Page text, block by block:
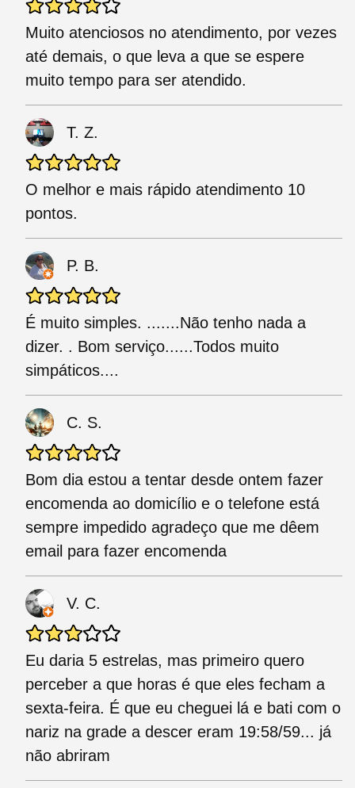
Muito atenciosos no atendimento, por vezes
até demais, o que leva a que se espere
muito tempo para ser atendido.
T. Z.
O melhor e mais rápido atendimento 10
pontos.
P. B.
É muito simples. .......Não tenho nada a
dizer. . Bom serviço......Todos muito
simpáticos....
C. S.
Bom dia estou a tentar desde ontem fazer
encomenda ao domicílio e o telefone está
sempre impedido agradeço que me dêem
email para fazer encomenda
V. C.
Eu daria 5 estrelas, mas primeiro quero
perceber a que horas é que eles fecham a
sexta-feira. É que eu cheguei lá e bati com o
nariz na grade a descer eram 19:58/59... já
não abriram